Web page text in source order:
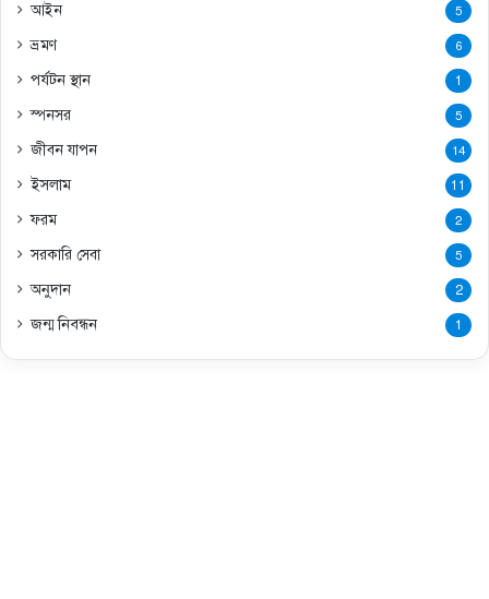
আইন 5
ভ্রমণ 6
পর্যটন স্থান 1
স্পনসর 5
জীবন যাপন 14
ইসলাম 11
ফরম 2
সরকারি সেবা 5
অনুদান 2
জন্ম নিবন্ধন 1